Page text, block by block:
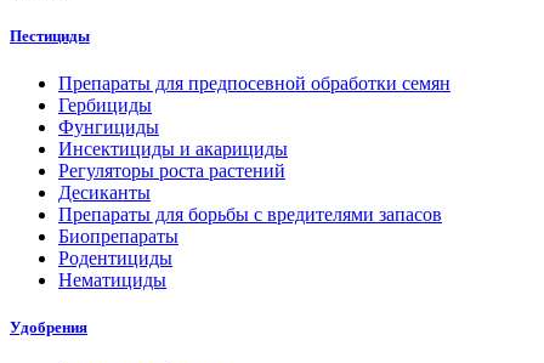
Пестициды
Препараты для предпосевной обработки семян
Гербициды
Фунгициды
Инсектициды и акарициды
Регуляторы роста растений
Десиканты
Препараты для борьбы с вредителями запасов
Биопрепараты
Родентициды
Нематициды
Удобрения